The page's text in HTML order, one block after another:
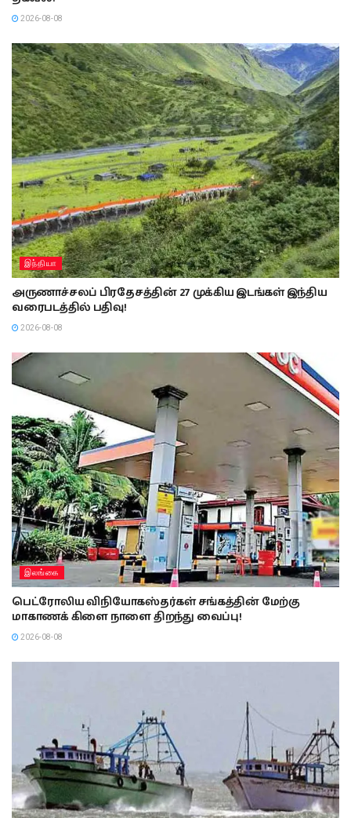
2026-08-08
இந்தியா
அருணாச்சலப் பிரதேசத்தின் 27 முக்கிய இடங்கள் இந்திய
வரைபடத்தில் பதிவு!
2026-08-08
இலங்கை
பெட்ரோலிய விநியோகஸ்தர்கள் சங்கத்தின் மேற்கு
மாகாணக் கிளை நாளை திறந்து வைப்பு!
2026-08-08